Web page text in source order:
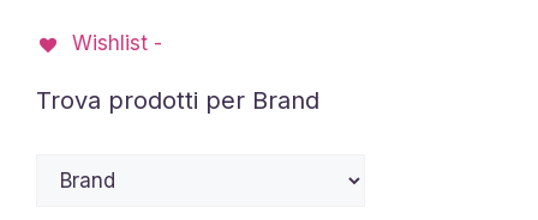
Wishlist -
Trova prodotti per Brand